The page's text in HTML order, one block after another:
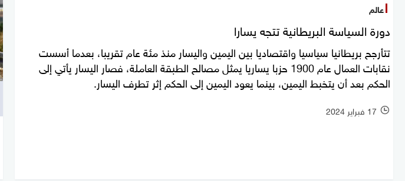
عالم
دورة السياسة البريطانية تتجه يسارا
تتأرجح بريطانيا سياسيا واقتصاديا بين اليمين واليسار منذ مئة عام تقريبا، بعدما أسست
نقابات العمال عام 1900 حزبا يساريا يمثل مصالح الطبقة العاملة، فصار اليسار يأتي إلى
الحكم بعد أن يتخبط اليمين، بينما يعود اليمين إلى الحكم إثر تطرف اليسار.
17 فبراير 2024